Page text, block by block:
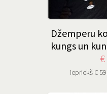
Džemperu
kungs un
iepriekš €